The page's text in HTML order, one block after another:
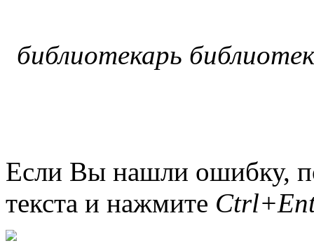
библиотекарь
Если Вы нашли ошибку,
текста и нажмите